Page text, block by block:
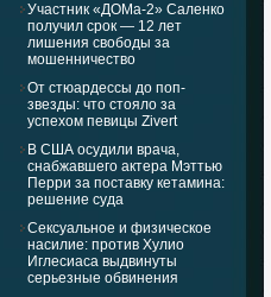
Участник «ДОМа-2» Саленко
получил срок — 12 лет
лишения свободы за
мошенничество
От стюардессы до поп-
звезды: что стояло за
успехом певицы Zivert
В США осудили врача,
снабжавшего актера Мэттью
Перри за поставку кетамина:
решение суда
Сексуальное и физическое
насилие: против Хулио
Иглесиаса выдвинуты
серьезные обвинения